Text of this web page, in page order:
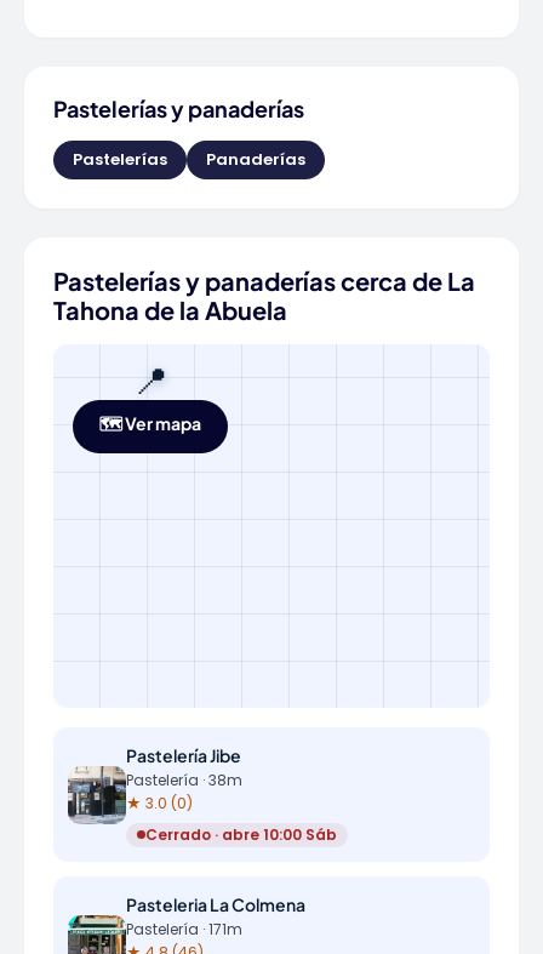
Pastelerías y panaderías
Pastelerías Panaderías
Pastelerías y panaderías cerca de La
Tahona de la Abuela
📍
🗺️ Ver mapa
Pastelería Jibe
Pastelería · 38m
★ 3.0 (0)
Cerrado · abre 10:00 Sáb
Pasteleria La Colmena
Pastelería · 171m